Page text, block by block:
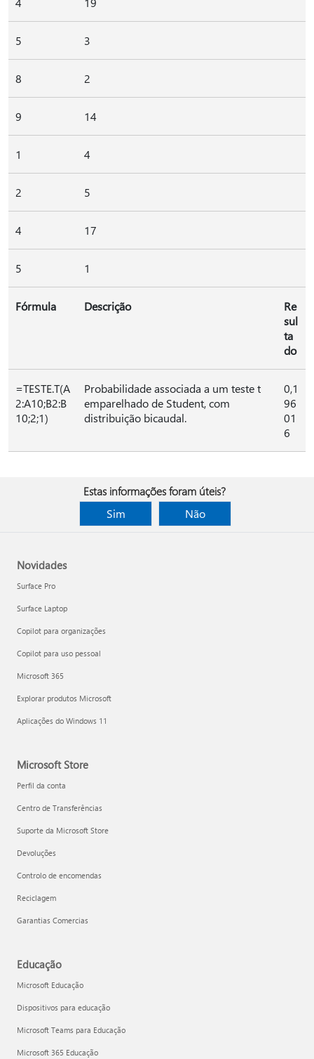
5 3
8 2
9 14
1 4
2 5
4 17
5 1
Fórmula Descrição
Re
sul
ta
do
=TESTE.T(A
2:A10;B2:B
10;2;1)
Probabilidade associada a um teste t
emparelhado de Student, com
distribuição bicaudal.
0,1
96
01
6
Estas informações foram úteis?
Sim
Não
Novidades
Surface Pro
Surface Laptop
Copilot para organizações
Copilot para uso pessoal
Microsoft 365
Explorar produtos Microsoft
Aplicações do Windows 11
Microsoft Store
Perfil da conta
Centro de Transferências
Suporte da Microsoft Store
Devoluções
Controlo de encomendas
Reciclagem
Garantias Comercias
Educação
Microsoft Educação
Dispositivos para educação
Microsoft Teams para Educação
Microsoft 365 Educação